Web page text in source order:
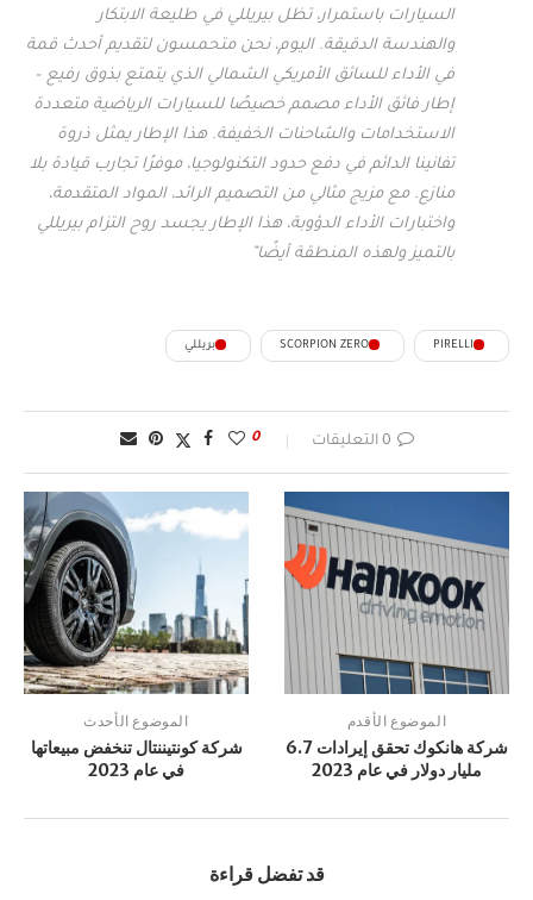
السيارات باستمرار، تظل بيريللي في طليعة الابتكار
والهندسة الدقيقة. اليوم، نحن متحمسون لتقديم أحدث قمة
في الأداء للسائق الأمريكي الشمالي الذي يتمتع بذوق رفيع –
إطار فائق الأداء مصمم خصيصًا للسيارات الرياضية متعددة
الاستخدامات والشاحنات الخفيفة. هذا الإطار يمثل ذروة
تفانينا الدائم في دفع حدود التكنولوجيا، موفرًا تجارب قيادة بلا
منازع. مع مزيج مثالي من التصميم الرائد، المواد المتقدمة،
واختبارات الأداء الدؤوبة، هذا الإطار يجسد روح التزام بيريللي
بالتميز ولهذه المنطقة أيضًا”
PIRELLI
SCORPION ZERO بريللي
0 التعليقات 0
الموضوع الأقدم
شركة هانكوك تحقق إيرادات 6.7
مليار دولار في عام 2023
الموضوع الأحدث
شركة كونتيننتال تنخفض مبيعاتها
في عام 2023
قد تفضل قراءة